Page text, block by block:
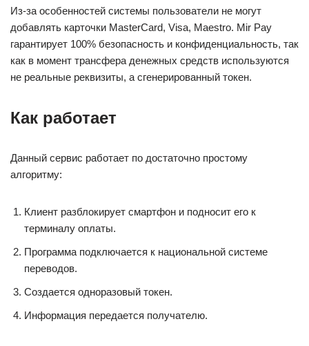
Из-за особенностей системы пользователи не могут
добавлять карточки MasterCard, Visa, Maestro. Mir Pay
гарантирует 100% безопасность и конфиденциальность, так
как в момент трансфера денежных средств используются
не реальные реквизиты, а сгенерированный токен.
Как работает
Данный сервис работает по достаточно простому
алгоритму:
Клиент разблокирует смартфон и подносит его к
терминалу оплаты.
Программа подключается к национальной системе
переводов.
Создается одноразовый токен.
Информация передается получателю.